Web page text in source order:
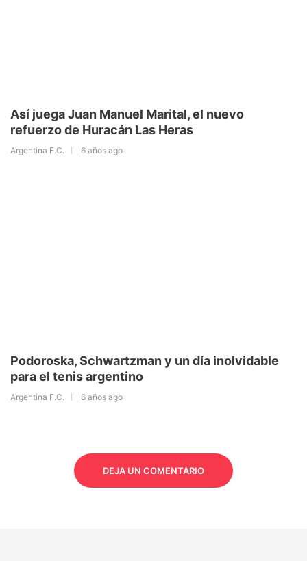
Así juega Juan Manuel Marital, el nuevo
refuerzo de Huracán Las Heras
Argentina F.C. 6 años ago
Podoroska, Schwartzman y un día inolvidable
para el tenis argentino
Argentina F.C. 6 años ago
DEJA UN COMENTARIO